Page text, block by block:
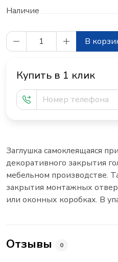
Наличие
В
Купить в 1 клик
Заглушка самоклеящаяся
декоративного закрытия
мебельном производстве.
закрытия монтажных
или оконных коробках. В
Отзывы 0